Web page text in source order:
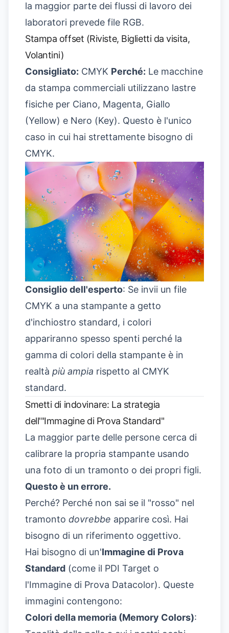
la maggior parte dei flussi di lavoro dei
laboratori prevede file RGB.
Stampa offset (Riviste, Biglietti da visita,
Volantini)
Consigliato: CMYK Perché: Le macchine
da stampa commerciali utilizzano lastre
fisiche per Ciano, Magenta, Giallo
(Yellow) e Nero (Key). Questo è l'unico
caso in cui hai strettamente bisogno di
CMYK.
Consiglio dell'esperto: Se invii un file
CMYK a una stampante a getto
d'inchiostro standard, i colori
appariranno spesso spenti perché la
gamma di colori della stampante è in
realtà più ampia rispetto al CMYK
standard.
Smetti di indovinare: La strategia
dell'"Immagine di Prova Standard"
La maggior parte delle persone cerca di
calibrare la propria stampante usando
una foto di un tramonto o dei propri figli.
Questo è un errore.
Perché? Perché non sai se il "rosso" nel
tramonto dovrebbe apparire così. Hai
bisogno di un riferimento oggettivo.
Hai bisogno di un'Immagine di Prova
Standard (come il PDI Target o
l'Immagine di Prova Datacolor). Queste
immagini contengono:
Colori della memoria (Memory Colors):